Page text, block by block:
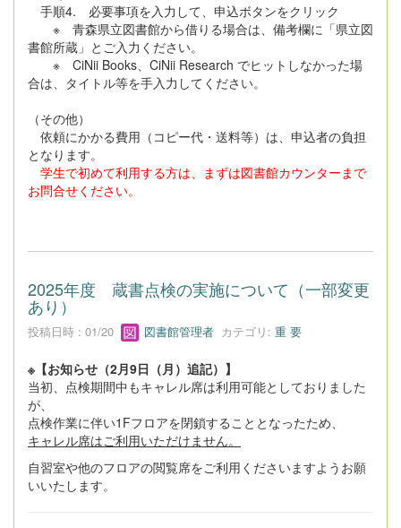
手順4. 必要事項を入力して、申込ボタンをクリック
※ 青森県立図書館から借りる場合は、備考欄に「県立図
書館所蔵」とご入力ください。
※ CiNii Books、CiNii Research でヒットしなかった場
合は、タイトル等を手入力してください。
（その他）
依頼にかかる費用（コピー代・送料等）は、申込者の負担
となります。
学生で初めて利用する方は、まずは図書館カウンターまで
お問合せください。
2025年度 蔵書点検の実施について（一部変更
あり）
投稿日時 : 01/20 図書館管理者 カテゴリ: 重 要
※【お知らせ（2月9日（月）追記）】
当初、点検期間中もキャレル席は利用可能としておりました
が、
点検作業に伴い1Fフロアを閉鎖することとなったため、
キャレル席はご利用いただけません。
自習室や他のフロアの閲覧席をご利用くださいますようお願
いいたします。